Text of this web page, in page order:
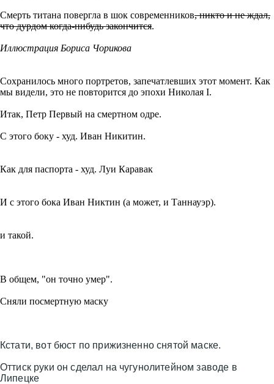
Смерть титана повергла в шок современников, никто и не ждал,
что дурдом когда-нибудь закончится.
Иллюстрация Бориса Чорикова
Сохранилось много портретов, запечатлевших этот момент. Как
мы видели, это не повторится до эпохи Николая I.
Итак, Петр Первый на смертном одре.
С этого боку - худ. Иван Никитин.
Как для паспорта - худ. Луи Каравак
И с этого бока Иван Никтин (а может, и Таннауэр).
и такой.
В общем, "он точно умер".
Сняли посмертную маску
Кстати, вот бюст по прижизненно снятой маске.
Оттиск руки он сделал на чугунолитейном заводе в
Липецке